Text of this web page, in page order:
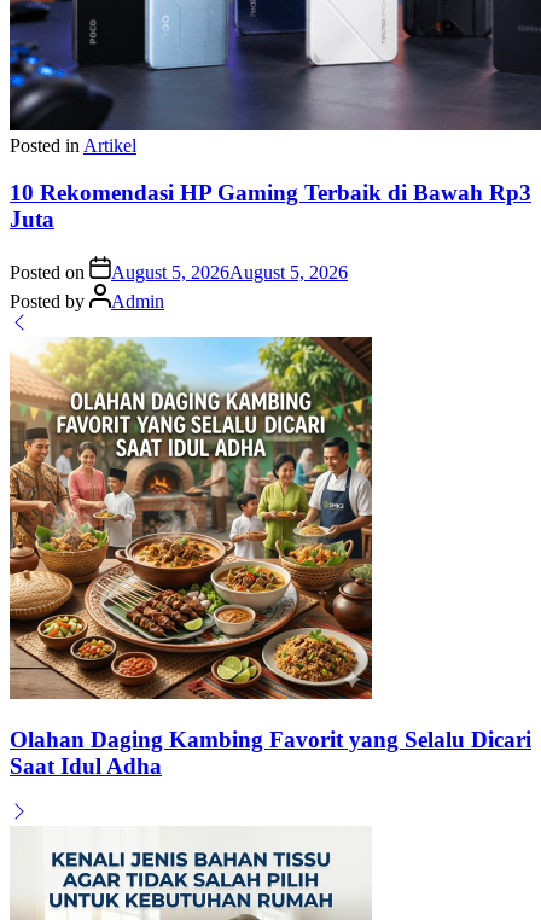
Posted in Artikel
10 Rekomendasi HP Gaming Terbaik di Bawah Rp3
Juta
Posted on August 5, 2026August 5, 2026
Posted by
Admin
Olahan Daging Kambing Favorit yang Selalu Dicari
Saat Idul Adha